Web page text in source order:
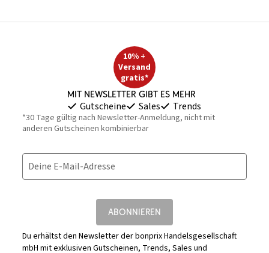
10% +
Versand
gratis*
Mit Newsletter gibt es mehr
Gutscheine Sales Trends
*30 Tage gültig nach Newsletter-Anmeldung, nicht mit
anderen Gutscheinen kombinierbar
Deine E-Mail-Adresse
ABONNIEREN
Du erhältst den Newsletter der bonprix Handelsgesellschaft
mbH mit exklusiven Gutscheinen, Trends, Sales und